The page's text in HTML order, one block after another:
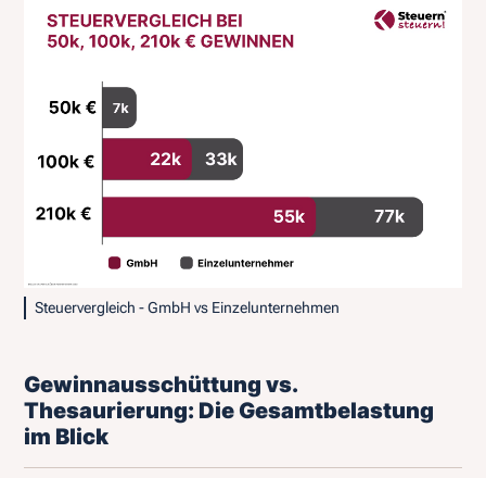
Steuervergleich - GmbH vs Einzelunternehmen
Gewinnausschüttung vs.
Thesaurierung: Die Gesamtbelastung
im Blick